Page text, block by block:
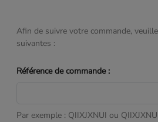
Afin de suivre votre commande,
suivantes :
Référence de commande :
Par exemple : QIIXJXNUI ou